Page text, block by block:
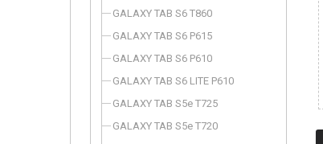
GALAXY TAB S6 T860
GALAXY TAB S6 P615
GALAXY TAB S6 P610
GALAXY TAB S6 LITE P610
GALAXY TAB S5e T725
GALAXY TAB S5e T720